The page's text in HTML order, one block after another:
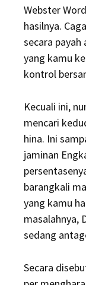
Webster
hasilnya.
secara payah
yang kamu
kontrol
Kecuali ini,
mencari
hina. Ini
jaminan
barangkali
yang kamu
masalahnya,
sedang
Secara